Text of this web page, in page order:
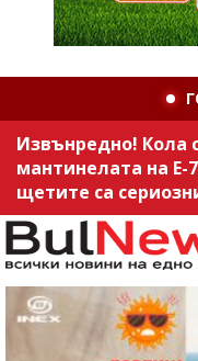
Извънредно! Кола
мантинелата на
щетите са